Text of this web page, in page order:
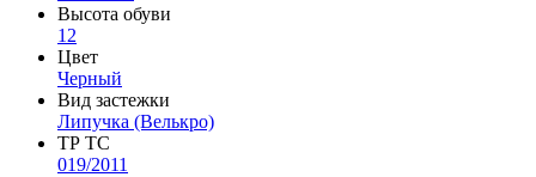
Высота обуви
12
Цвет
Черный
Вид застежки
Липучка (Велькро)
ТР ТС
019/2011